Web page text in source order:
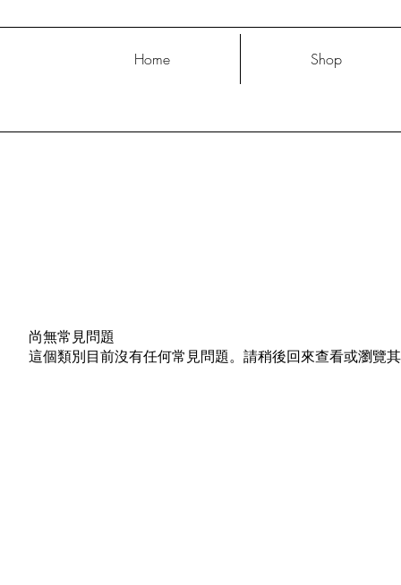
Home Shop
尚無常見問題
這個類別目前沒有任何常見問題。請稍後回來查看或瀏覽